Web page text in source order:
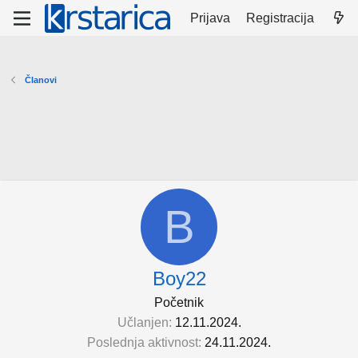
Prijava Registracija
Članovi
B
Boy22
Početnik
Učlanjen 12.11.2024.
Poslednja aktivnost 24.11.2024.